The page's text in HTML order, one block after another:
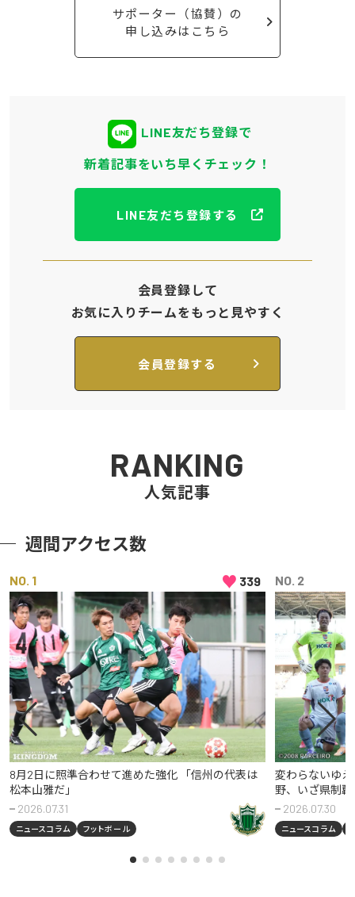
サポーター（協賛）の
申し込みはこちら
LINE友だち登録で
新着記事をいち早くチェック！
LINE友だち登録する
会員登録して
お気に入りチームをもっと見やすく
会員登録する
人気記事
RANKING
週間アクセス数
NO ♥ 339
8月2日に照準合わせて進めた強化 「信州の代表は
松本山雅だ」
2026.07.31
ニュースコラム フットボール
NO
変わらないゆ
野、いざ県制
2026.07.30
ニュースコラム